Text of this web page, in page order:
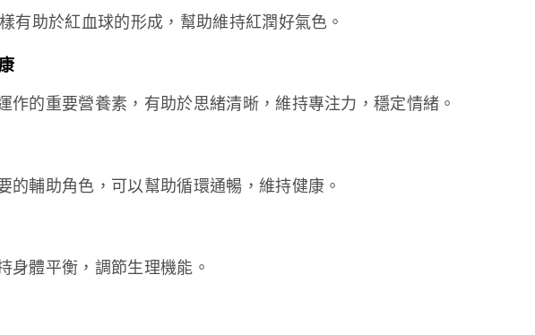
有助於紅血球的形成，幫助維持紅潤好氣色。
作的重要營養素，有助於思緒清晰，維持專注力，穩定情緒。
的輔助角色，可以幫助循環通暢，維持健康。
身體平衡，調節生理機能。